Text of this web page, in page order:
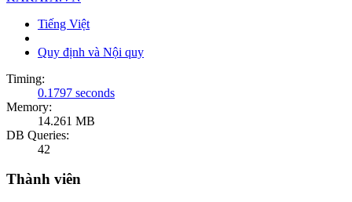
Tiếng Việt
Quy định và Nội quy
Timing:
0.1797 seconds
Memory:
14.261 MB
DB Queries:
42
Thành viên